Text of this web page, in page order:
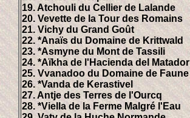
19. Atchouli du Cellier de Lalande
20. Vevette de la Tour des Romains
21. Vichy du Grand Goût
22. *Anaïs du Domaine de Krittwald
23. *Asmyne du Mont de Tassili
24. *Aïkha de l'Hacienda del Matador
25. Vvanadoo du Domaine de Faune
26. *Vanda de Kerastivel
27. Antje des Terres de l'Ourcq
28. *Viella de la Ferme Malgré l'Eau